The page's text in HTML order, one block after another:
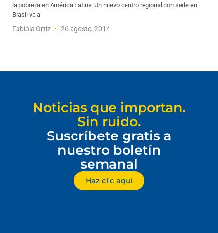
la pobreza en América Latina. Un nuevo centro regional con sede en
Brasil va a
Fabíola Ortiz 26 agosto, 2014
Noticias que importan.
Sin ruido.
Suscríbete gratis a
nuestro boletín
semanal
Haz clic aquí